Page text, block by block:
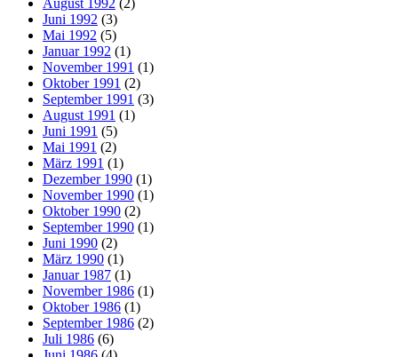
Juni 1992 (3)
Mai 1992 (5)
Januar 1992 (1)
November 1991 (1)
Oktober 1991 (2)
September 1991 (3)
August 1991 (1)
Juni 1991 (5)
Mai 1991 (2)
März 1991 (1)
Dezember 1990 (1)
November 1990 (1)
Oktober 1990 (2)
September 1990 (1)
Juni 1990 (2)
März 1990 (1)
Januar 1987 (1)
November 1986 (1)
Oktober 1986 (1)
September 1986 (2)
Juli 1986 (6)